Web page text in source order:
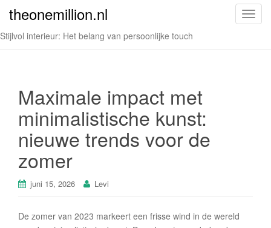
T
theonemillion.nl
Stijlvol interieur: Het belang van persoonlijke touch
Maximale impact met
minimalistische kunst:
nieuwe trends voor de
zomer
juni 15, 2026 Levi
De zomer van 2023 markeert een frisse wind in de wereld